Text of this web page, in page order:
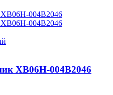
XB06H-004В2046